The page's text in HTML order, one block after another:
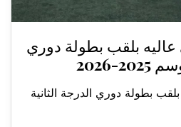
عاليه بلقب بطولة دوري
2026
بلقب بطولة دوري الدرجة الثانية